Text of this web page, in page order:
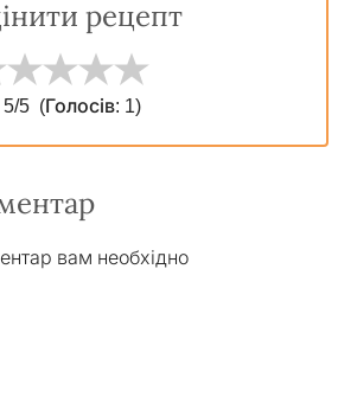
рецепт
5/5 (Голосів: 1)
вам необхідно